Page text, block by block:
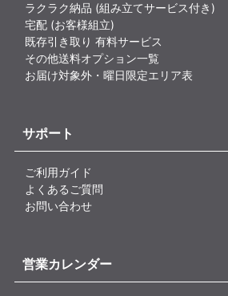
ラクラク納品 (組み立てサービス付き)
宅配 (お客様組立)
既存引き取り 有料サービス
その他送料オプション一覧
お届け対象外・曜日限定エリア表
サポート
ご利用ガイド
よくあるご質問
お問い合わせ
営業カレンダー